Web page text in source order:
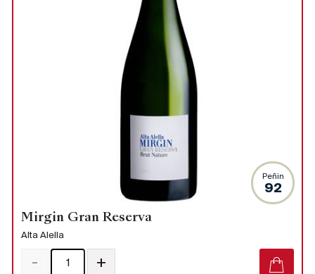
Peñin
92
Mirgin Gran Reserva
Alta Alella
- +